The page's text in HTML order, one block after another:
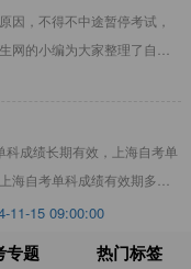
，不得不中途暂停考试，
的小编为大家整理了自考
科成绩长期有效，上海自考单
自考单科成绩有效期多长
11-15 09:00:00
专题 热门标签